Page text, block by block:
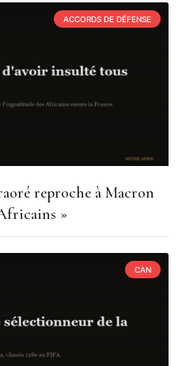
ACCORDS DE DÉFENSE
reproche à Macron
»
CAN